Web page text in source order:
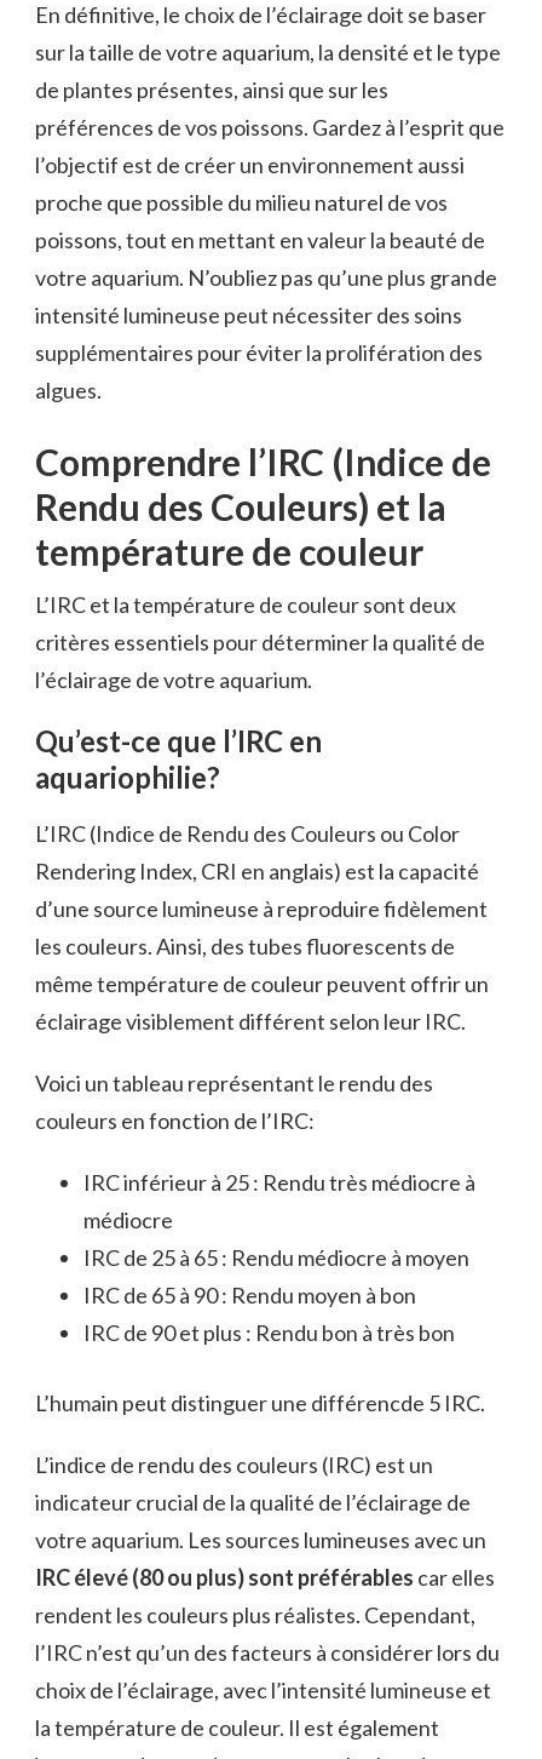
En définitive, le choix de l’éclairage doit se baser
sur la taille de votre aquarium, la densité et le type
de plantes présentes, ainsi que sur les
préférences de vos poissons. Gardez à l’esprit que
l’objectif est de créer un environnement aussi
proche que possible du milieu naturel de vos
poissons, tout en mettant en valeur la beauté de
votre aquarium. N’oubliez pas qu’une plus grande
intensité lumineuse peut nécessiter des soins
supplémentaires pour éviter la prolifération des
algues.
Comprendre l’IRC (Indice de
Rendu des Couleurs) et la
température de couleur
L’IRC et la température de couleur sont deux
critères essentiels pour déterminer la qualité de
l’éclairage de votre aquarium.
Qu’est-ce que l’IRC en
aquariophilie?
L’IRC (Indice de Rendu des Couleurs ou Color
Rendering Index, CRI en anglais) est la capacité
d’une source lumineuse à reproduire fidèlement
les couleurs. Ainsi, des tubes fluorescents de
même température de couleur peuvent offrir un
éclairage visiblement différent selon leur IRC.
Voici un tableau représentant le rendu des
couleurs en fonction de l’IRC:
IRC inférieur à 25 : Rendu très médiocre à
médiocre
IRC de 25 à 65 : Rendu médiocre à moyen
IRC de 65 à 90 : Rendu moyen à bon
IRC de 90 et plus : Rendu bon à très bon
L’humain peut distinguer une différencde 5 IRC.
L’indice de rendu des couleurs (IRC) est un
indicateur crucial de la qualité de l’éclairage de
votre aquarium. Les sources lumineuses avec un
IRC élevé (80 ou plus) sont préférables car elles
rendent les couleurs plus réalistes. Cependant,
l’IRC n’est qu’un des facteurs à considérer lors du
choix de l’éclairage, avec l’intensité lumineuse et
la température de couleur. Il est également